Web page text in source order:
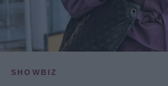
SHOWBIZ